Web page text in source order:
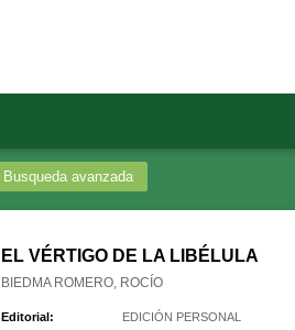
Busqueda avanzada
EL VÉRTIGO DE LA LIBÉLULA
BIEDMA ROMERO, ROCÍO
Editorial:
EDICIÓN PERSONAL